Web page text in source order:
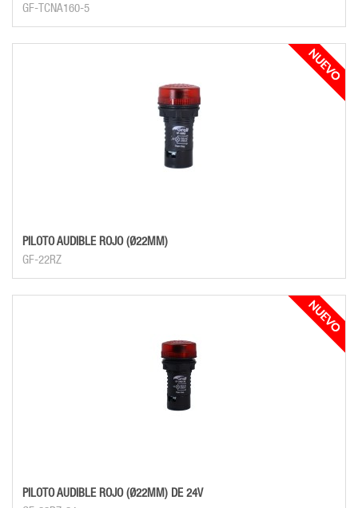
GF-TCNA160-5
PILOTO AUDIBLE ROJO (Ø22MM)
GF-22RZ
PILOTO AUDIBLE ROJO (Ø22MM) DE 24V